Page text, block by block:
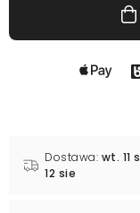
Dostawa: wt. 11
12 sie